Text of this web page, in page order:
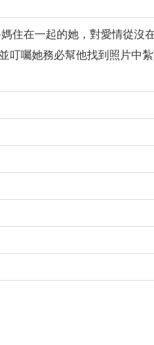
在一起的她，對愛情從沒
叮囑她務必幫他找到照片中